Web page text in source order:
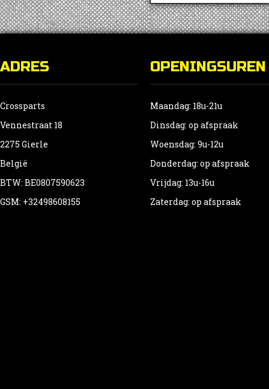
ADRES
Crossparts
Vennestraat 18
2275 Gierle
België
BTW: BE0807590623
GSM: +32498608155
OPENINGSUREN
Maandag: 18u-21u
Dinsdag: op afspraak
Woensdag: 9u-12u
Donderdag: op afspraak
Vrijdag: 13u-16u
Zaterdag: op afspraak